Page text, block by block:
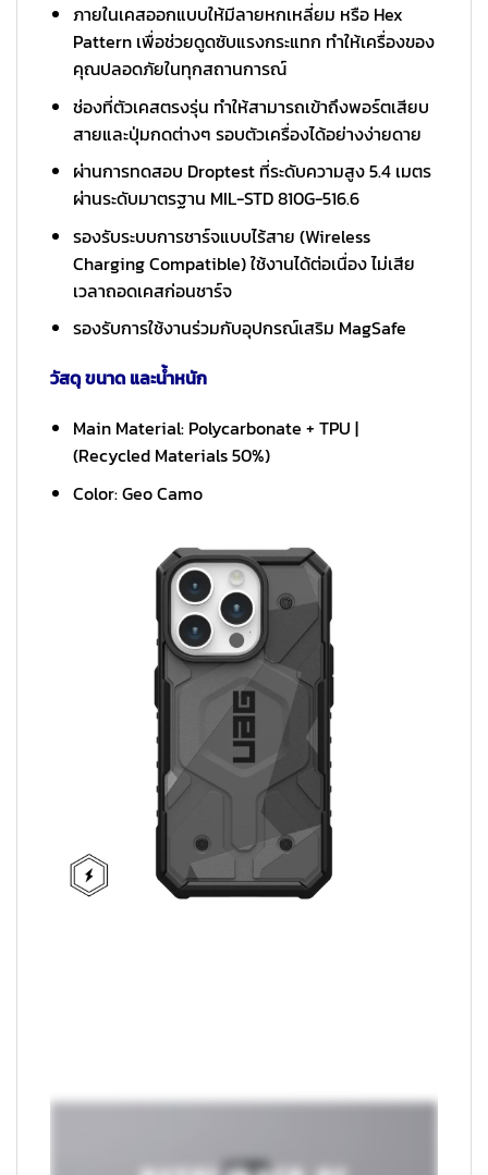
ภายในเคสออกแบบให้มีลายหกเหลี่ยม หรือ Hex
Pattern เพื่อช่วยดูดซับแรงกระแทก ทำให้เครื่องของ
คุณปลอดภัยในทุกสถานการณ์
ช่องที่ตัวเคสตรงรุ่น ทำให้สามารถเข้าถึงพอร์ตเสียบ
สายและปุ่มกดต่างๆ รอบตัวเครื่องได้อย่างง่ายดาย
ผ่านการทดสอบ Droptest ที่ระดับความสูง 5.4 เมตร
ผ่านระดับมาตรฐาน MIL-STD 810G-516.6
รองรับระบบการชาร์จแบบไร้สาย (Wireless
Charging Compatible) ใช้งานได้ต่อเนื่อง ไม่เสีย
เวลาถอดเคสก่อนชาร์จ
รองรับการใช้งานร่วมกับอุปกรณ์เสริม MagSafe
วัสดุ ขนาด และน้ำหนัก
Main Material: Polycarbonate + TPU |
(Recycled Materials 50%)
Color: Geo Camo